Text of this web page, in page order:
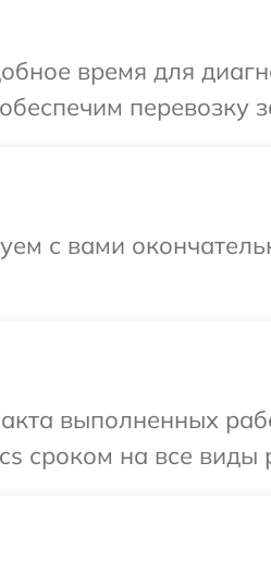
время для
перевозку
с вами
выполненных
сроком на все виды